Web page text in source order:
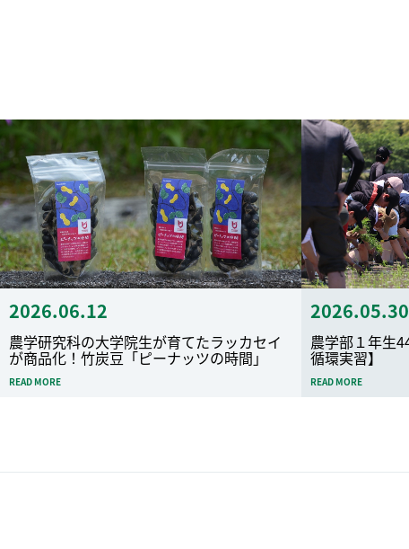
2026.06.12
農学研究科の大学院生が育てたラッカセイ
が商品化！竹炭豆「ピーナッツの時間」
READ MORE
2026.05.30
農学部１年生
循環実習】
READ MORE